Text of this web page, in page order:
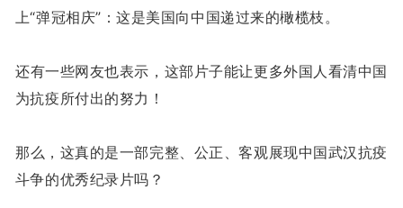
上“弹冠相庆”：这是美国向中国递过来的橄榄枝。
还有一些网友也表示，这部片子能让更多外国人看清中国
为抗疫所付出的努力！
那么，这真的是一部完整、公正、客观展现中国武汉抗疫
斗争的优秀纪录片吗？